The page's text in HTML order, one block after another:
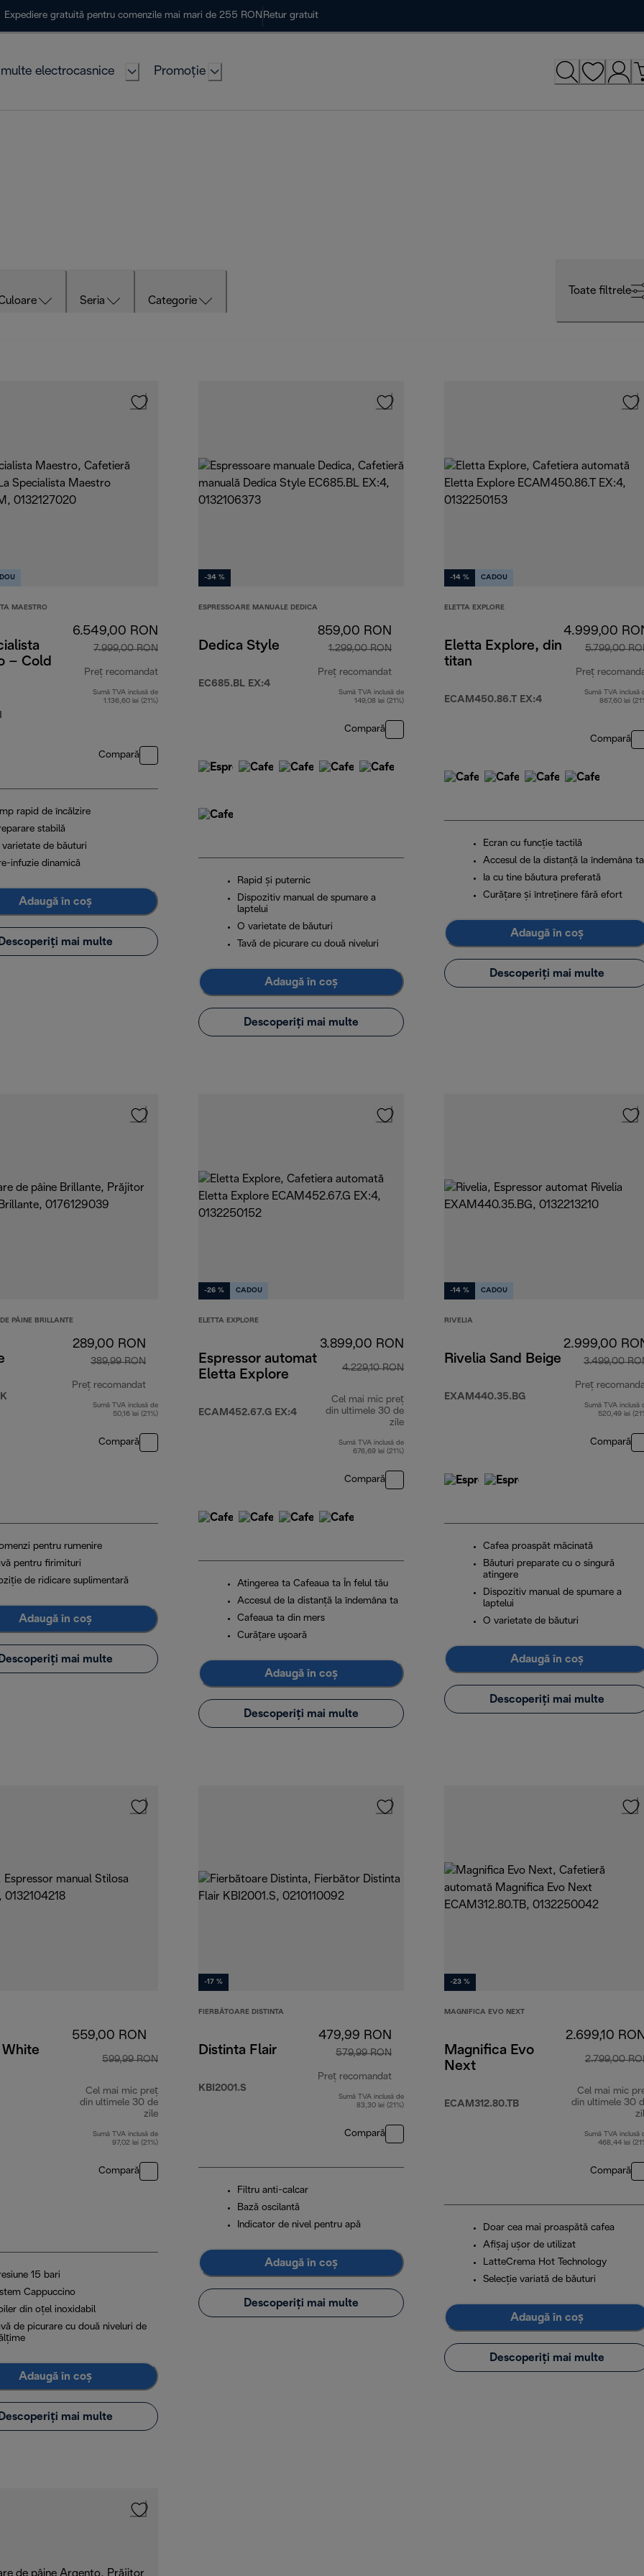
Expediere gratuită pentru comenzile mai mari de 255 RON Retur gratuit
electrocasnice Promoție
Seria Categorie
Toate filtrele
MAESTRO
– Cold
6.549,00 RON
7.999,00 RON
Preț recomandat
preț inițial 7.999,00 RON
Sumă TVA inclusă de
1.136,60 lei (21%)
Compară
rapid de încălzire
stabilă
varietate de băuturi
infuzie dinamică
Adaugă în coș
mai multe
-34 %
ESPRESSOARE MANUALE DEDICA
Dedica Style
EC685.BL EX:4
859,00 RON
1.299,00 RON
Preț recomandat
preț inițial 1.299,00 RON
Sumă TVA inclusă de
149,08 lei (21%)
Compară
Rapid și puternic
Dispozitiv manual de spumare a
laptelui
O varietate de băuturi
Tavă de picurare cu două niveluri
Adaugă în coș
Descoperiți mai multe
-14 % CADOU
ELETTA EXPLORE
Eletta Explore, din
titan
ECAM450.86.T EX:4
4.999,00
5.799,00
Preț
Sumă TVA inclusă
867,60 lei
Compară
Ecran cu funcție tactilă
Accesul de la distanță la îndemâna ta
Ia cu tine băutura preferată
Curățare și întreținere fără efort
Adaugă în coș
Descoperiți mai multe
PÂINE BRILLANTE
289,00 RON
389,99 RON
Preț recomandat
preț inițial 389,99 RON
Sumă TVA inclusă de
50,16 lei (21%)
Compară
pentru rumenire
pentru firimituri
de ridicare suplimentară
Adaugă în coș
mai multe
-26 % CADOU
ELETTA EXPLORE
Espressor automat
Eletta Explore
ECAM452.67.G EX:4
3.899,00 RON
4.229,10 RON
Cel mai mic preț
din ultimele 30 de
zile
Sumă TVA inclusă de
676,69 lei (21%)
Compară
Atingerea ta Cafeaua ta În felul tău
Accesul de la distanță la îndemâna ta
Cafeaua ta din mers
Curăţare uşoară
Adaugă în coș
Descoperiți mai multe
-14 % CADOU
RIVELIA
Rivelia Sand Beige
EXAM440.35.BG
2.999,00
3.499,00
Preț
Sumă TVA inclusă
520,49 lei
Compară
Cafea proaspăt măcinată
Băuturi preparate cu o singură
atingere
Dispozitiv manual de spumare a
laptelui
O varietate de băuturi
Adaugă în coș
Descoperiți mai multe
559,00 RON
599,99 RON
Cel mai mic preț
din ultimele 30 de
zile
Sumă TVA inclusă de
97,02 lei (21%)
Compară
15 bari
Cappuccino
din oțel inoxidabil
de picurare cu două niveluri de
Adaugă în coș
mai multe
-17 %
FIERBĂTOARE DISTINTA
Distinta Flair
KBI2001.S
479,99 RON
579,99 RON
Preț recomandat
preț inițial 579,99 RON
Sumă TVA inclusă de
83,30 lei (21%)
Compară
Filtru anti-calcar
Bază oscilantă
Indicator de nivel pentru apă
Adaugă în coș
Descoperiți mai multe
-23 %
MAGNIFICA EVO NEXT
Magnifica Evo
Next
ECAM312.80.TB
2.699,10
2.799,00
Cel mai mic
din ultimele 30
Sumă TVA inclusă
468,44 lei
Compară
Doar cea mai proaspătă cafea
Afișaj ușor de utilizat
LatteCrema Hot Technology
Selecție variată de băuturi
Adaugă în coș
Descoperiți mai multe